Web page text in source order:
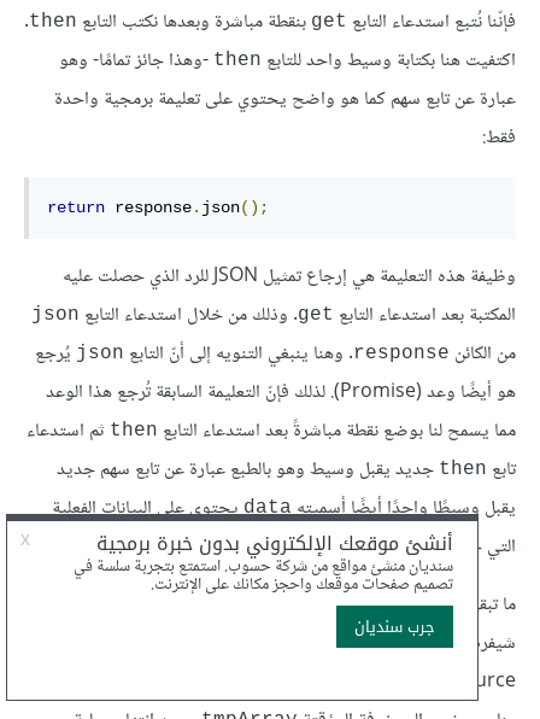
فإنّنا نُتبع استدعاء التابع get بنقطة مباشرة وبعدها نكتب التابع then
.
اكتفيت هنا بكتابة وسيط واحد للتابع then -وهذا جائز تمامًا- وهو
عبارة عن تابع سهم كما هو واضح يحتوي على تعليمة برمجية واحدة
فقط:
return response. json();
وظيفة هذه التعليمة هي إرجاع تمثيل JSON للرد الذي حصلت عليه
المكتبة بعد استدعاء التابع get. وذلك من خلال استدعاء التابع json
من الكائن response. وهنا ينبغي التنويه إلى أنّ التابع json يُرجع
هو أيضًا وعد (Promise). لذلك فإنّ التعليمة السابقة تُرجع هذا الوعد
مما يسمح لنا بوضع نقطة مباشرةً بعد استدعاء التابع then ثم استدعاء
تابع then جديد يقبل وسيط وهو بالطبع عبارة عن تابع سهم جديد
يقبل وسيطًا واحدًا أيضًا أسميتهdataيحتوي على البيانات الفعلية
التي حصلنا عليها من قاعدة البيانات على الـ Firebase.
ما تبقى ضمن تابع السهم الموجود ضمن تابع
شيفرة برمجيّة وظيفتها استخلاص البيانات الخام الواردة من المكتبة